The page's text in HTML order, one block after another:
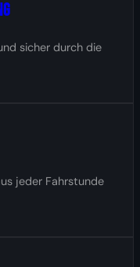
sicher durch die
jeder Fahrstunde